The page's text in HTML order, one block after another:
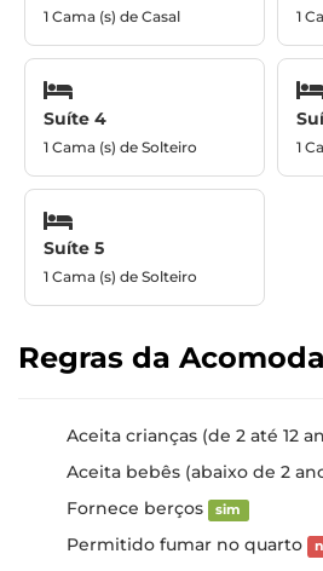
1 Cama (s) de Casal 1
Suíte 4
1 Cama (s) de Solteiro 1
Suíte 5
1 Cama (s) de Solteiro
Regras da
Aceita crianças (de 2 até 12
Aceita bebês (abaixo de 2
Fornece berços sim
Permitido fumar no quarto